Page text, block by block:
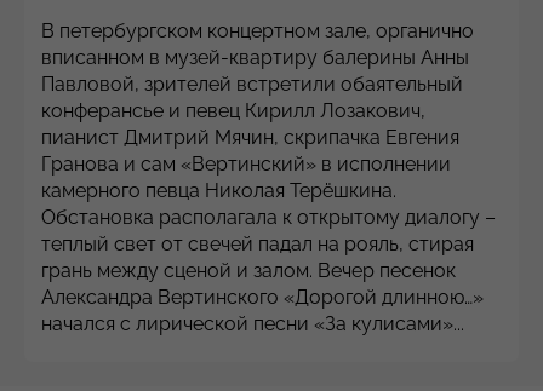
В петербургском концертном зале, органично
вписанном в музей-квартиру балерины Анны
Павловой, зрителей встретили обаятельный
конферансье и певец Кирилл Лозакович,
пианист Дмитрий Мячин, скрипачка Евгения
Гранова и сам «Вертинский» в исполнении
камерного певца Николая Терёшкина.
Обстановка располагала к открытому диалогу –
теплый свет от свечей падал на рояль, стирая
грань между сценой и залом. Вечер песенок
Александра Вертинского «Дорогой длинною…»
начался с лирической песни «За кулисами»...